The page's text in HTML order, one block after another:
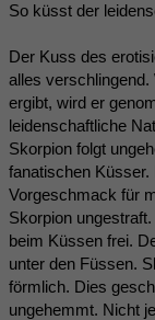
So küsst der
Der Kuss des
alles
ergibt, wird er
leidenschaftliche
Skorpion folgt
fanatischen
Vorgeschmack für
Skorpion
beim Küssen frei.
unter den Füssen.
förmlich. Dies
ungehemmt. Nicht